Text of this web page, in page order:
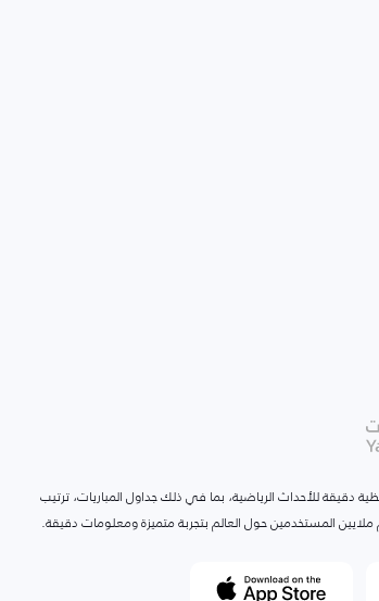
دقيقة للأحداث الرياضية، بما في ذلك جداول المباريات، ترتيب
ملايين المستخدمين حول العالم بتجربة متميزة ومعلومات دقيقة.